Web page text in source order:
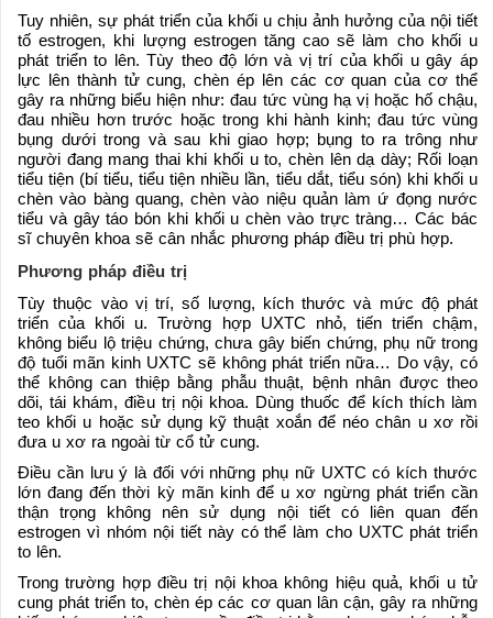
Tuy nhiên, sự phát triển của khối u chịu ảnh hưởng của nội tiết
tố estrogen, khi lượng estrogen tăng cao sẽ làm cho khối u
phát triển to lên. Tùy theo độ lớn và vị trí của khối u gây áp
lực lên thành tử cung, chèn ép lên các cơ quan của cơ thể
gây ra những biểu hiện như: đau tức vùng hạ vị hoặc hố chậu,
đau nhiều hơn trước hoặc trong khi hành kinh; đau tức vùng
bụng dưới trong và sau khi giao hợp; bụng to ra trông như
người đang mang thai khi khối u to, chèn lên dạ dày; Rối loạn
tiểu tiện (bí tiểu, tiểu tiện nhiều lần, tiểu dắt, tiểu són) khi khối u
chèn vào bàng quang, chèn vào niệu quản làm ứ đọng nước
tiểu và gây táo bón khi khối u chèn vào trực tràng… Các bác
sĩ chuyên khoa sẽ cân nhắc phương pháp điều trị phù hợp.
Phương pháp điều trị
Tùy thuộc vào vị trí, số lượng, kích thước và mức độ phát
triển của khối u. Trường hợp UXTC nhỏ, tiến triển chậm,
không biểu lộ triệu chứng, chưa gây biến chứng, phụ nữ trong
độ tuổi mãn kinh UXTC sẽ không phát triển nữa… Do vậy, có
thể không can thiệp bằng phẫu thuật, bệnh nhân được theo
dõi, tái khám, điều trị nội khoa. Dùng thuốc để kích thích làm
teo khối u hoặc sử dụng kỹ thuật xoắn để néo chân u xơ rồi
đưa u xơ ra ngoài từ cổ tử cung.
Điều cần lưu ý là đối với những phụ nữ UXTC có kích thước
lớn đang đến thời kỳ mãn kinh để u xơ ngừng phát triển cần
thận trọng không nên sử dụng nội tiết có liên quan đến
estrogen vì nhóm nội tiết này có thể làm cho UXTC phát triển
to lên.
Trong trường hợp điều trị nội khoa không hiệu quả, khối u tử
cung phát triển to, chèn ép các cơ quan lân cận, gây ra những